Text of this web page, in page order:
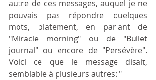
autre de ces messages, auquel je ne
pouvais pas répondre quelques
mots, platement, en parlant de
"Miracle morning" ou de "Bullet
journal" ou encore de "Persévère".
Voici ce que le message disait,
semblable à plusieurs autres: "